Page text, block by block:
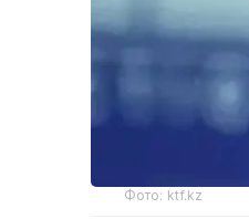
Фото: ktf.kz